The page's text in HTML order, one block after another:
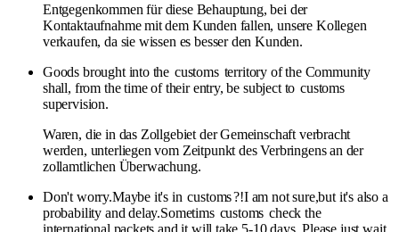
Entgegenkommen für diese Behauptung, bei der
Kontaktaufnahme mit dem Kunden fallen, unsere Kollegen
verkaufen, da sie wissen es besser den Kunden.
Goods brought into the customs territory of the Community
shall, from the time of their entry, be subject to customs
supervision.
Waren, die in das Zollgebiet der Gemeinschaft verbracht
werden, unterliegen vom Zeitpunkt des Verbringens an der
zollamtlichen Überwachung.
Don't worry.Maybe it's in customs?!I am not sure,but it's also a
probability and delay.Sometims customs check the
international packets and it will take 5-10 days. Please just wait